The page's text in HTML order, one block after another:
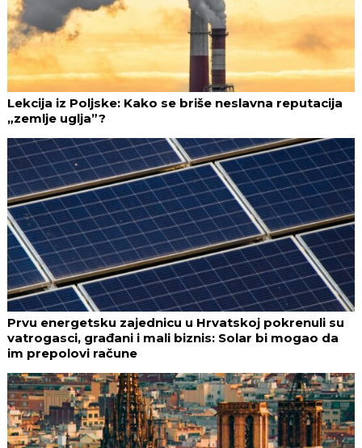
Lekcija iz Poljske: Kako se briše neslavna reputacija
„zemlje uglja”?
Prvu energetsku zajednicu u Hrvatskoj pokrenuli su
vatrogasci, građani i mali biznis: Solar bi mogao da
im prepolovi račune